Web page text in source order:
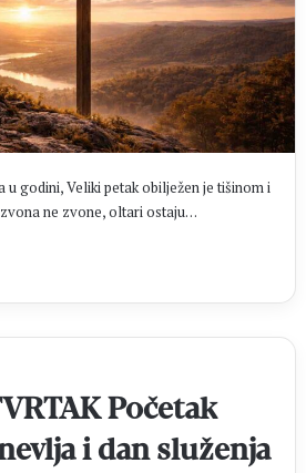
u godini, Veliki petak obilježen je tišinom i
ne zvone, oltari ostaju…
Početak
i dan služenja